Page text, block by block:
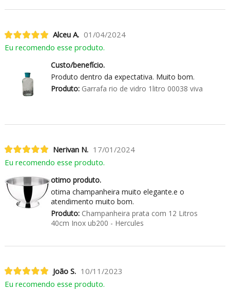
Alceu A. 01/04/2024
Eu recomendo esse produto.
Custo/benefício.
Produto dentro da expectativa. Muito bom.
Produto:Garrafa rio de vidro 1litro 00038 viva
Nerivan N. 17/01/2024
Eu recomendo esse produto.
otimo produto.
otima champanheira muito elegante.e o
atendimento muito bom.
Produto:Champanheira prata com 12 Litros
40cm Inox ub200 - Hercules
João S. 10/11/2023
Eu recomendo esse produto.